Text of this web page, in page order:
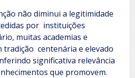
não diminui a legitimidade
por instituições
muitas academias e
centenária e elevado
significativa relevância
que promovem.